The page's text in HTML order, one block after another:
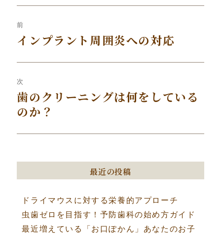
稿
ゲ
ー
ン
前
前
投
稿:
インプラント周囲炎への対応
次
次
の
稿:
歯のクリーニングは何をしている
のか？
最近の投稿
ドライマウスに対する栄養的アプローチ
虫歯ゼロを目指す！予防歯科の始め方ガイド
最近増えている「お口ぽかん」あなたのお子